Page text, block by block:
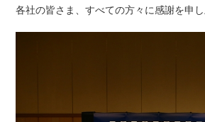
各社の皆さま、すべての方々に感謝を申し